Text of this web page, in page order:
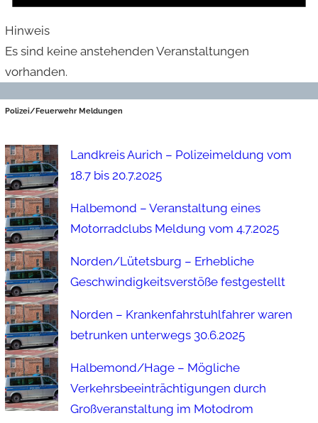
Hinweis
Es sind keine anstehenden Veranstaltungen
vorhanden.
Polizei/Feuerwehr Meldungen
Landkreis Aurich – Polizeimeldung vom
18.7 bis 20.7.2025
Halbemond – Veranstaltung eines
Motorradclubs Meldung vom 4.7.2025
Norden/Lütetsburg – Erhebliche
Geschwindigkeitsverstöße festgestellt
Norden – Krankenfahrstuhlfahrer waren
betrunken unterwegs 30.6.2025
Halbemond/Hage – Mögliche
Verkehrsbeeinträchtigungen durch
Großveranstaltung im Motodrom